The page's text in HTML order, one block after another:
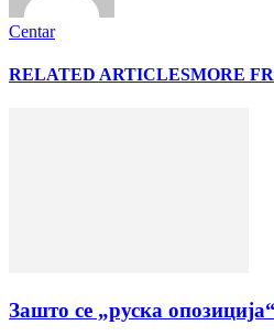
Centar
RELATED ARTICLESMORE
Зашто се „руска